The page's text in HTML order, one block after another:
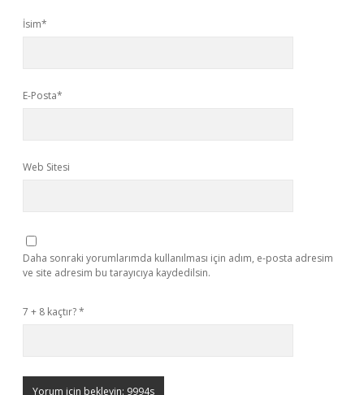
İsim*
E-Posta*
Web Sitesi
Daha sonraki yorumlarımda kullanılması için adım, e-posta adresim
ve site adresim bu tarayıcıya kaydedilsin.
7 + 8 kaçtır?*